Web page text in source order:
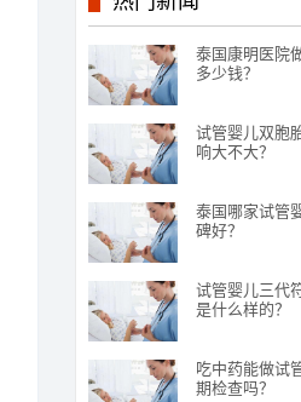
泰国康明医院
多少钱？
试管婴儿双胞
响大不大？
泰国哪家试管
碑好？
试管婴儿三代
是什么样的？
吃中药能做试
期检查吗？